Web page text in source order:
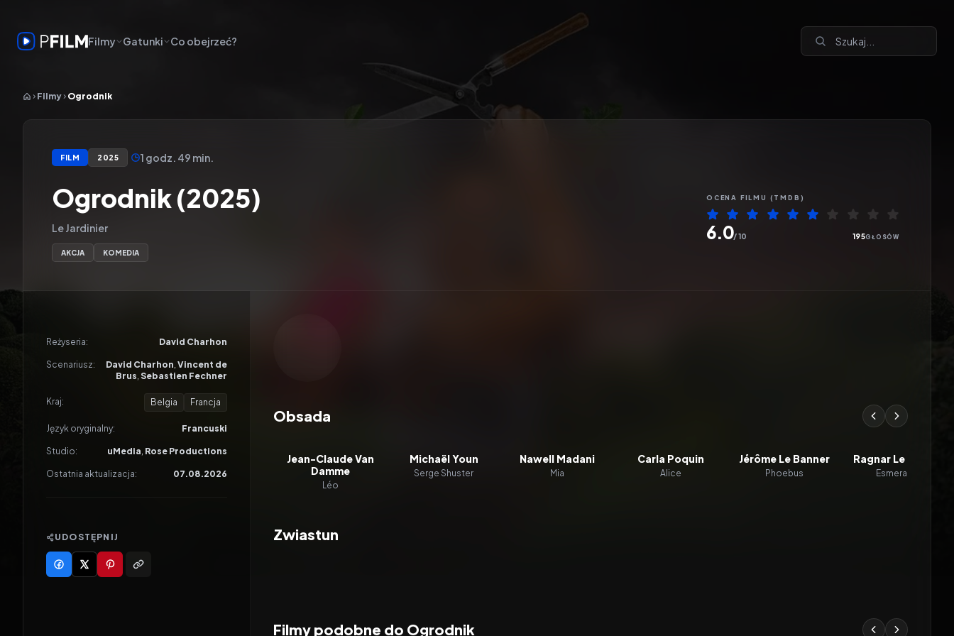
Filmy Gatunki Co obejrzeć?
Filmy Ogrodnik
FILM 2025 1 godz. 49 min.
Ogrodnik (2025)
Le Jardinier
AKCJA KOMEDIA
OCENA FILMU (TMDB)
6.0/ 10 195GŁOSÓW
Reżyseria: David Charhon
Scenariusz: David Charhon, Vincent de
Brus, Sebastien Fechner
Kraj: Belgia Francja
Język oryginalny: Francuski
Studio: uMedia, Rose Productions
Ostatnia aktualizacja: 07.08.2026
UDOSTĘPNIJ
Obsada
Jean-Claude Van
Damme
Léo
Michaël Youn
Serge Shuster
Nawell Madani
Mia
Carla Poquin
Alice
Jérôme Le Banner
Phoebus
Ragnar Le Breton
Esmeralda
Zwiastun
Filmy podobne do Ogrodnik